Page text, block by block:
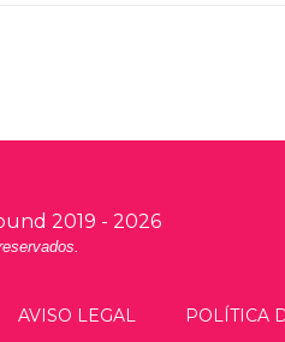
2019 - 2026
AVISO LEGAL POLÍTICA